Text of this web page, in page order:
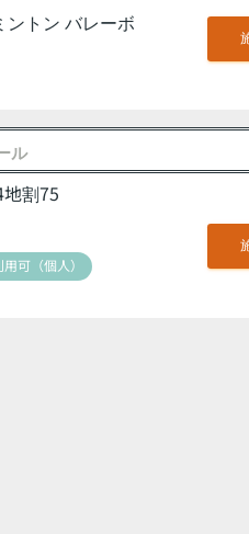
ントン バレーボ
ル
割75
可（個人）